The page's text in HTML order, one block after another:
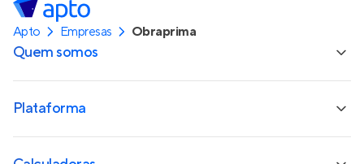
Apto Empresas Obraprima
Quem somos
Plataforma